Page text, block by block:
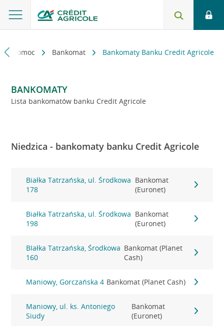
i pomoc Bankomat Bankomaty Banku Credit Agricole
BANKOMATY
Lista bankomatów banku Credit Agricole
Niedzica - bankomaty banku Credit Agricole
Białka Tatrzańska, ul. Środkowa
178
Bankomat
(Euronet)
Białka Tatrzańska, ul. Środkowa
198
Bankomat
(Euronet)
BIałka Tatrzańska, Środkowa
160
Bankomat (Planet
Cash)
Maniowy, Gorczańska 4 Bankomat (Planet Cash)
Maniowy, ul. ks. Antoniego
Siudy
Bankomat
(Euronet)